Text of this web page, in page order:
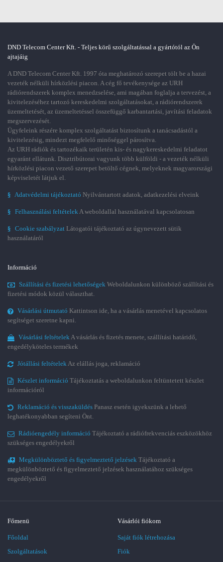
DND Telecom Center Kft. - Teljes körű szolgáltatással a gyártótól az Ön
ajtajáig
A DND Telecom Center Kft. 1997 óta meghatározó szerepet tölt be a hazai
vezeték nélküli hírközlési piacon. A cég fő tevékenysége az URH
rádiórendszerek komplex menedzselése, ami magában foglalja a tervezést, a
kivitelezéséhez tartozó kereskedelmi szolgáltatásokat, a rádiórendszerek
üzemeltetését, az üzemeltetéssel összefüggő karbantartási, javítási feladatok
megszervezését.
Ügyfeleink részére komplex szolgáltatást biztosítunk a tanácsadástól a
kivitelezésig, mindezt megfelelő minőséggel párosítva.
Az URH rádiók és tartozékaik területén kis- és nagykereskedelmi feladatot
egyaránt ellátunk. Disztribútorai vagyunk több külföldi - a vezeték nélküli
hírközlési piacon vezető szerepet betöltő cégnek, melyeknek magyarországi
képviseletét látjuk el.
§ Adatvédelmi tájékoztató Nyilvántartott adatok, adatkezelési elveink
§ Felhasználási feltételekA weboldallal használatával kapcsolatosan
§ Cookie szabályzat Látogatói tájékoztató az úgynevezett sütik
használatáról
Információ
Szállítási és fizetési lehetőségek Weboldalunkon különböző szállítási és
fizetési módok közül választhat.
Vásárlási útmutató Kattintson ide, ha a vásárlás menetével kapcsolatos
segítséget szeretne kapni.
Vásárlási feltételekA vásárlás és fizetés menete, szállítási határidő,
engedélyköteles termékek
Jótállási feltételekAz elállás joga, reklamáció
Készlet információ Tájékoztatás a weboldalunkon feltüntetett készlet
információról
Reklamáció és visszaküldés Panasz esetén igyekszünk a lehető
leghatékonyabban segíteni Önt.
Rádióengedély információ Tájékoztató a rádiófrekvenciás eszközökhöz
szükséges engedélyekről
Megkülönböztető és figyelmeztető jelzések Tájékoztató a
megkülönböztető és figyelmeztető jelzések használatához szükséges
engedélyekről
Főmenü
Főoldal
Szolgáltatások
Vásárlói fiókom
Saját fiók létrehozása
Fiók